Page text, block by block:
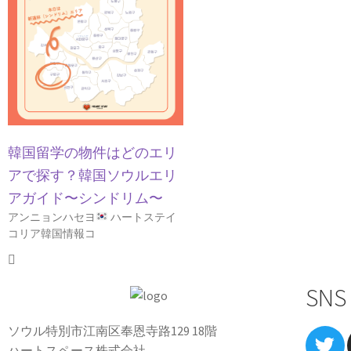
韓国留学の物件はどのエリ
アで探す？韓国ソウルエリ
アガイド〜シンドリム〜
アンニョンハセヨ
ハートステイ
コリア韓国情報コ
ソウル特別市江南区奉恩寺路129 18階
SNS